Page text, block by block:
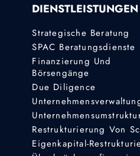
DIENSTLEISTUNGEN
Strategische Beratung
SPAC Beratungsdienste
Finanzierung Und
Börsengänge
Due Diligence
Restrukturierung Von
Eigenkapital-